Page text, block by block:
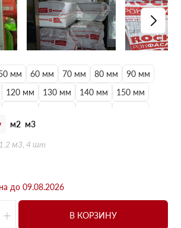
мм 60 мм 70 мм 80 мм
90 мм
120 мм 130 мм 140 мм
150 мм
240 мм
м2 м3
1.2 м3, 4 шт
до 09.08.2026
+ В КОРЗИНУ